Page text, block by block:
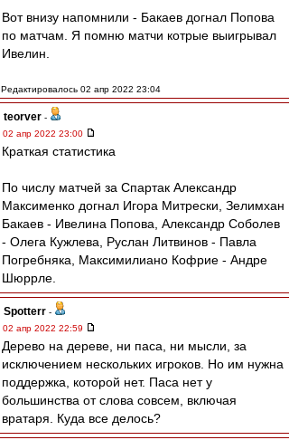
Вот внизу напомнили - Бакаев догнал Попова
по матчам. Я помню матчи котрые выигрывал
Ивелин.
Редактировалось 02 апр 2022 23:04
teorver -
02 апр 2022 23:00
Краткая статистика
По числу матчей за Спартак Александр
Максименко догнал Игора Митрески, Зелимхан
Бакаев - Ивелина Попова, Александр Соболев
- Олега Кужлева, Руслан Литвинов - Павла
Погребняка, Максимилиано Кофрие - Андре
Шюррле.
Spotterr -
02 апр 2022 22:59
Дерево на дереве, ни паса, ни мысли, за
исключением нескольких игроков. Но им нужна
поддержка, которой нет. Паса нет у
большинства от слова совсем, включая
вратаря. Куда все делось?